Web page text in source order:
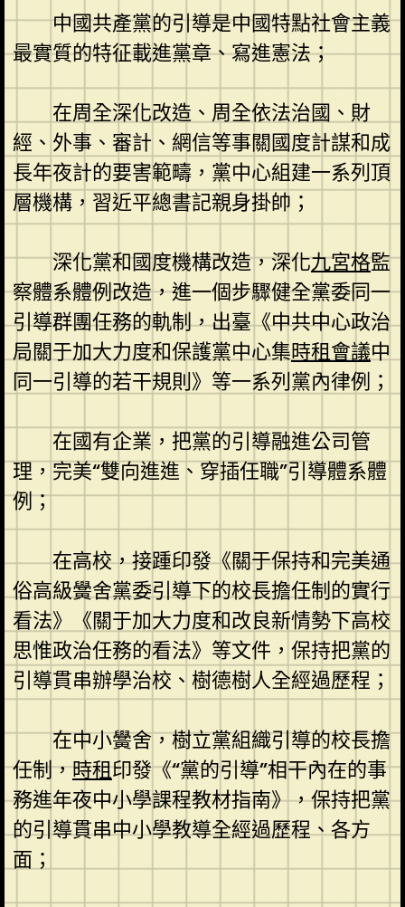
中國共產黨的引導是中國特點社會主義
最實質的特征載進黨章、寫進憲法；
在周全深化改造、周全依法治國、財
經、外事、審計、網信等事關國度計謀和成
長年夜計的要害範疇，黨中心組建一系列頂
層機構，習近平總書記親身掛帥；
深化黨和國度機構改造，深化九宮格監
察體系體例改造，進一個步驟健全黨委同一
引導群團任務的軌制，出臺《中共中心政治
局關于加大力度和保護黨中心集時租會議中
同一引導的若干規則》等一系列黨內律例；
在國有企業，把黨的引導融進公司管
理，完美“雙向進進、穿插任職”引導體系體
例；
在高校，接踵印發《關于保持和完美通
俗高級黌舍黨委引導下的校長擔任制的實行
看法》《關于加大力度和改良新情勢下高校
思惟政治任務的看法》等文件，保持把黨的
引導貫串辦學治校、樹德樹人全經過歷程；
在中小黌舍，樹立黨組織引導的校長擔
任制，時租印發《“黨的引導”相干內在的事
務進年夜中小學課程教材指南》，保持把黨
的引導貫串中小學教導全經過歷程、各方
面；